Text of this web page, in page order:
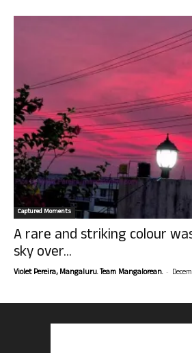
Captured Moments
A rare and striking colour
sky over...
Violet Pereira, Mangaluru. Team Mangalorean. -